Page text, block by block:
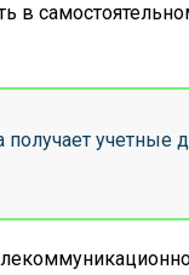
в
учетные